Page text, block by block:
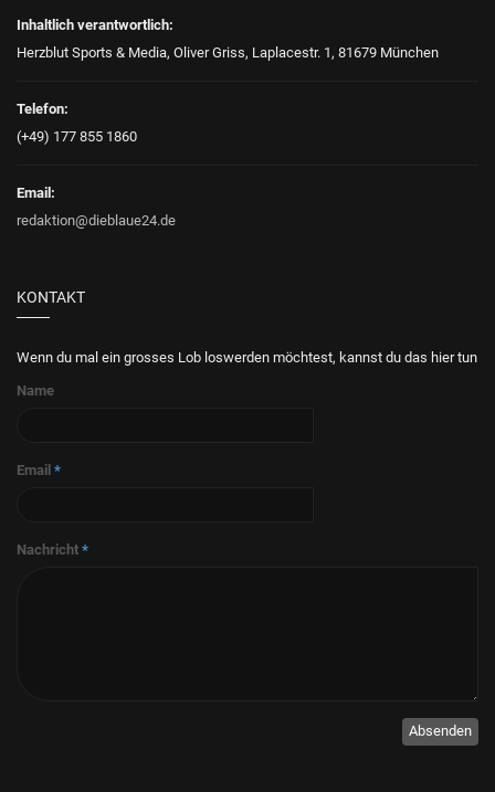
Inhaltlich verantwortlich:
Herzblut Sports & Media, Oliver Griss, Laplacestr. 1, 81679 München
Telefon:
(+49) 177 855 1860
Email:
redaktion@dieblaue24.de
KONTAKT
Wenn du mal ein grosses Lob loswerden möchtest, kannst du das hier tun
Name
Email *
Nachricht *
Absenden